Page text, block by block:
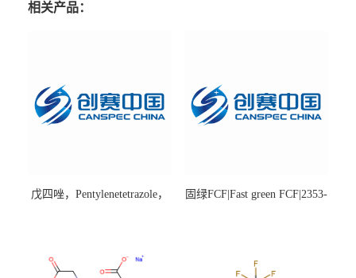
相关产品：
戊四唑，Pentylenetetrazole，
固绿FCF|Fast green FCF|2353-